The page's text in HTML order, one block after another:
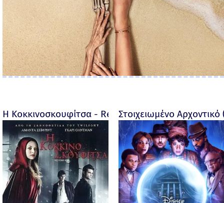
Η Κοκκινοσκουφίτσα - Red Riding Hood - 2011
Στοιχειωμένο